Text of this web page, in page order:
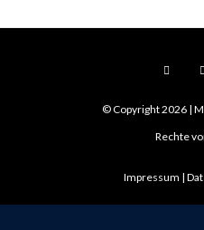
© Copyright 2026 |
Rechte
Impressum